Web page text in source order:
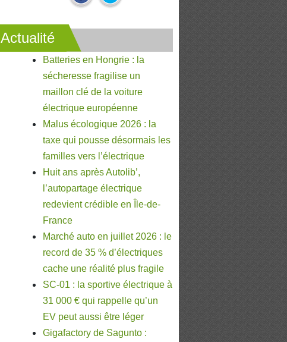
Actualité
Batteries en Hongrie : la
sécheresse fragilise un
maillon clé de la voiture
électrique européenne
Malus écologique 2026 : la
taxe qui pousse désormais les
familles vers l’électrique
Huit ans après Autolib’,
l’autopartage électrique
redevient crédible en Île-de-
France
Marché auto en juillet 2026 : le
record de 35 % d’électriques
cache une réalité plus fragile
SC-01 : la sportive électrique à
31 000 € qui rappelle qu’un
EV peut aussi être léger
Gigafactory de Sagunto :